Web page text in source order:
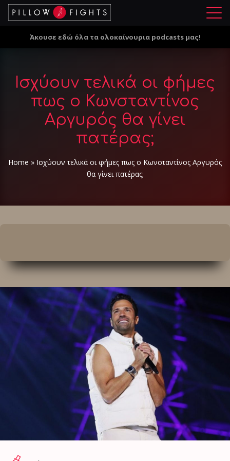
Μ
ο
Άκουσε εδώ όλα τα ολοκαίνουρια podcasts μας!
Ισχύουν τελικά οι φήμες
πως ο Κωνσταντίνος
Αργυρός θα γίνει
πατέρας;
Home » Ισχύουν τελικά οι φήμες πως ο Κωνσταντίνος Αργυρός
θα γίνει πατέρας;